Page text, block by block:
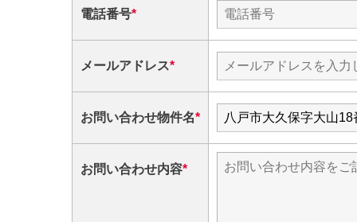
電話番号*
メールアドレス*
お問い合わせ物件名*
お問い合わせ内容*